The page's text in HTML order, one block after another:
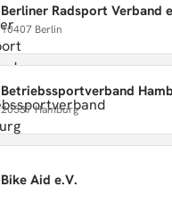
Berliner Radsport Verband
10407 Berlin
Betriebssportverband
20537 Hamburg
Bike Aid e.V.